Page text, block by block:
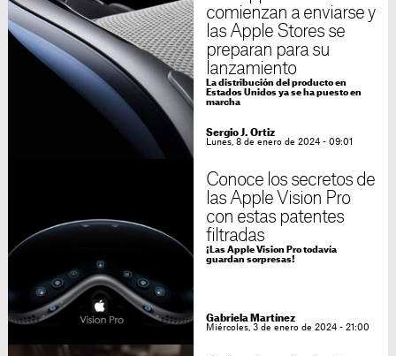
comienzan a enviarse y
las Apple Stores se
preparan para su
lanzamiento
La distribución del producto en
Estados Unidos ya se ha puesto en
marcha
Sergio J. Ortiz
Lunes, 8 de enero de 2024 - 09:01
Conoce los secretos de
las Apple Vision Pro
con estas patentes
filtradas
¡Las Apple Vision Pro todavía
guardan sorpresas!
Gabriela Martínez
Miércoles, 3 de enero de 2024 - 21:00